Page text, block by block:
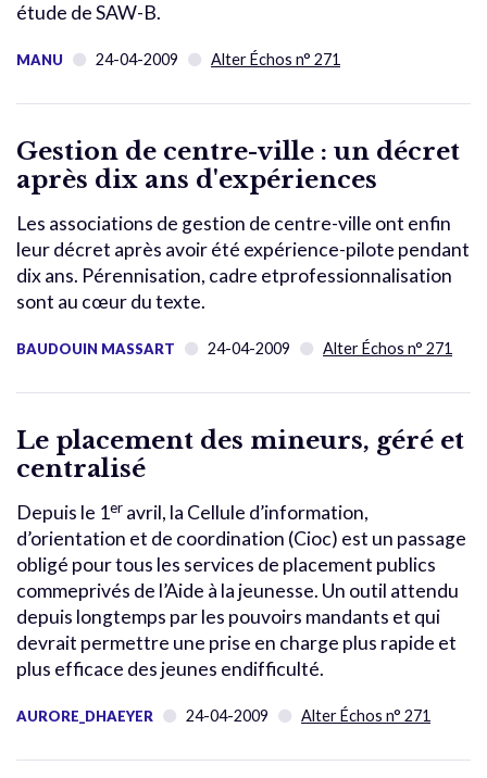
étude de SAW-B.
MANU 24-04-2009 Alter Échos n° 271
Gestion de centre-ville : un décret
après dix ans d'expériences
Les associations de gestion de centre-ville ont enfin
leur décret après avoir été expérience-pilote pendant
dix ans. Pérennisation, cadre etprofessionnalisation
sont au cœur du texte.
BAUDOUIN MASSART 24-04-2009 Alter Échos n° 271
Le placement des mineurs, géré et
centralisé
Depuis le 1er avril, la Cellule d’information,
d’orientation et de coordination (Cioc) est un passage
obligé pour tous les services de placement publics
commeprivés de l’Aide à la jeunesse. Un outil attendu
depuis longtemps par les pouvoirs mandants et qui
devrait permettre une prise en charge plus rapide et
plus efficace des jeunes endifficulté.
AURORE_DHAEYER 24-04-2009 Alter Échos n° 271